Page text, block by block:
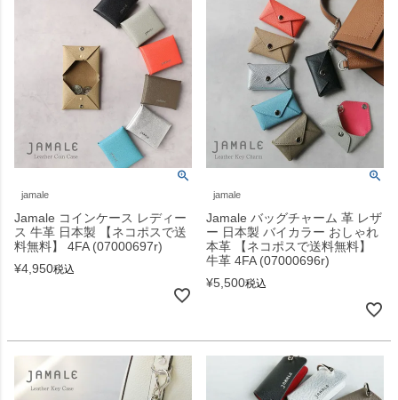
jamale
Jamale コインケース レディー
ス 牛革 日本製 【ネコポスで送
料無料】 4FA (07000697r)
¥4,950税込
jamale
Jamale バッグチャーム 革 レザ
ー 日本製 バイカラー おしゃれ
本革 【ネコポスで送料無料】
牛革 4FA (07000696r)
¥5,500税込